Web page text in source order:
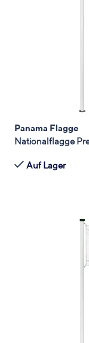
Panama Flagge
Nationalflagge
Auf Lager